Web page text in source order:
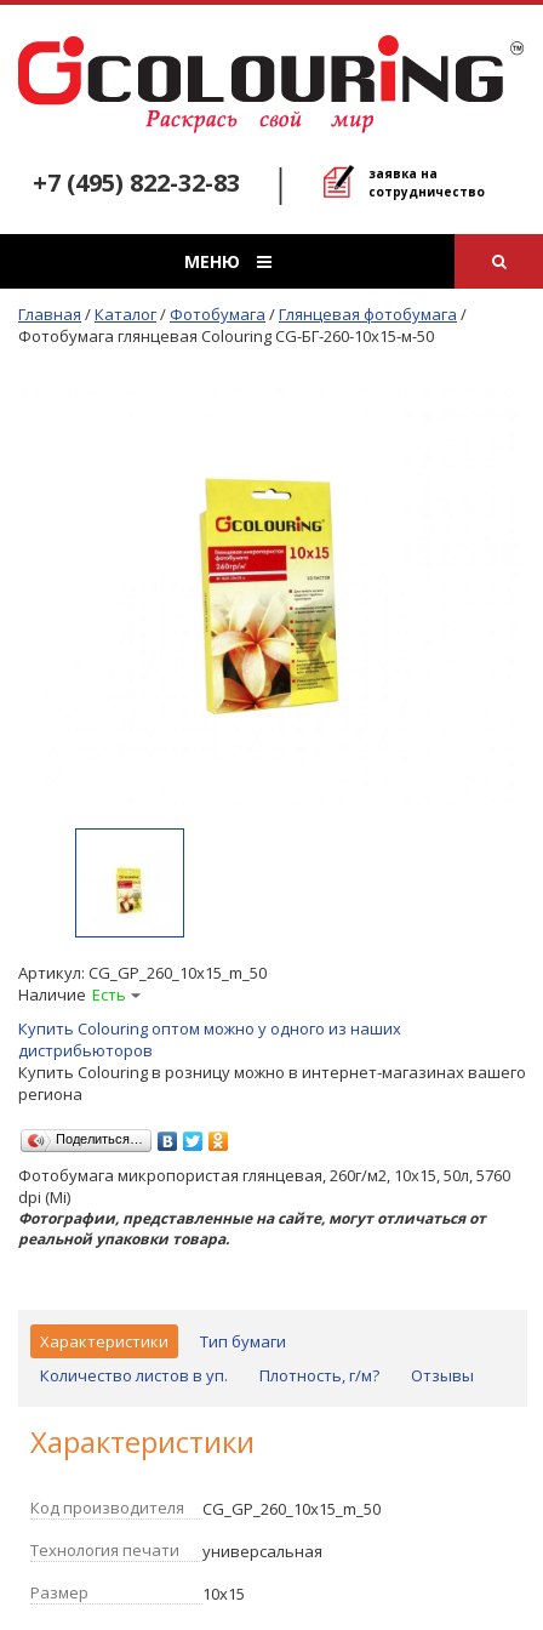
+7 (495) 822-32-83
заявка на
сотрудничество
МЕНЮ
Главная /Каталог/ Фотобумага /Глянцевая фотобумага /
Фотобумага глянцевая Colouring CG-БГ-260-10х15-м-50
Артикул: CG_GP_260_10x15_m_50
Наличие Есть
Купить Colouring оптом можно у одного из наших
дистрибьюторов
Купить Colouring в розницу можно в интернет-магазинах вашего
региона
Поделиться…
Фотобумага микропористая глянцевая, 260г/м2, 10х15, 50л, 5760
dpi (Mi)
Фотографии, представленные на сайте, могут отличаться от
реальной упаковки товара.
Характеристики
Тип бумаги
Количество листов в уп.
Плотность, г/м? Отзывы
Характеристики
Код производителя
CG_GP_260_10x15_m_50
Технология печати
универсальная
Размер
10х15